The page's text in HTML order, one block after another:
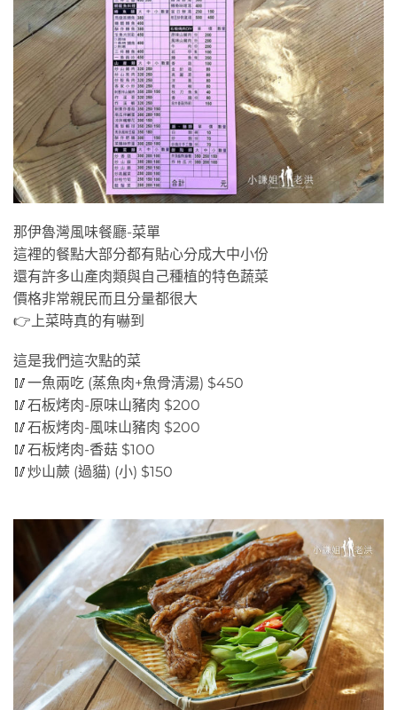
那伊魯灣風味餐廳-菜單
這裡的餐點大部分都有貼心分成大中小份
還有許多山產肉類與自己種植的特色蔬菜
價格非常親民而且分量都很大
👉上菜時真的有嚇到
這是我們這次點的菜
🥢一魚兩吃 (蒸魚肉+魚骨清湯) $450
🥢石板烤肉-原味山豬肉 $200
🥢石板烤肉-風味山豬肉 $200
🥢石板烤肉-香菇 $100
🥢炒山蕨 (過貓) (小) $150